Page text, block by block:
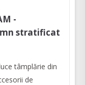
-
stratificat
tâmplărie din
de